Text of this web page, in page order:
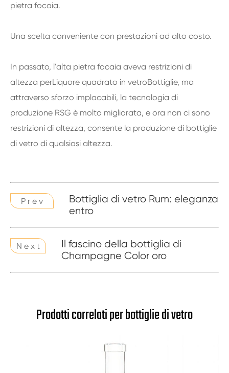
pietra focaia.
Una scelta conveniente con prestazioni ad alto costo.
In passato, l'alta pietra focaia aveva restrizioni di
altezza perLiquore quadrato in vetroBottiglie, ma
attraverso sforzo implacabili, la tecnologia di
produzione RSG è molto migliorata, e ora non ci sono
restrizioni di altezza, consente la produzione di bottiglie
di vetro di qualsiasi altezza.
P r e v
Bottiglia di vetro Rum: eleganza
entro
N e x t
Il fascino della bottiglia di
Champagne Color oro
Prodotti correlati per bottiglie di vetro